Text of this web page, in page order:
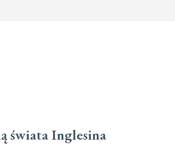
świata Inglesina